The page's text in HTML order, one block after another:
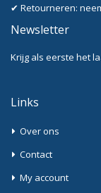
✔ Retourneren:
Newsletter
Krijg als eerste het
Links
Over ons
Contact
My account